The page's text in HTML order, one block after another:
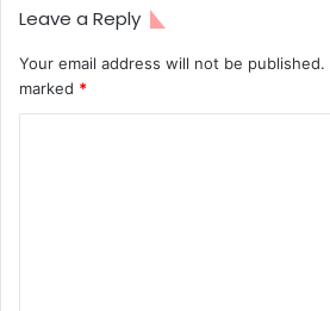
Leave a Reply
Your email address will not be published.
marked *